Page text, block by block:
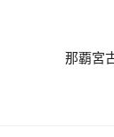
那覇宮